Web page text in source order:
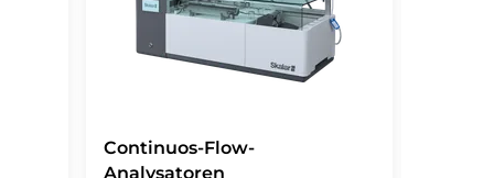
Continuos-Flow-
Analysatoren